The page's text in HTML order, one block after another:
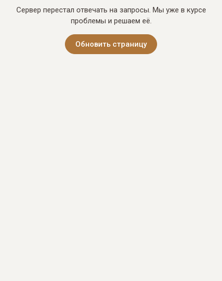
Сервер перестал отвечать на запросы. Мы уже в курсе
проблемы и решаем её.
Обновить страницу